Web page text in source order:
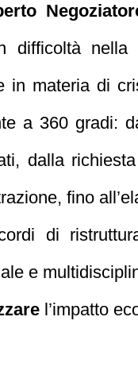
difficoltà nella
in materia di
a 360 gradi:
dalla
fino
di
e
l’impatto